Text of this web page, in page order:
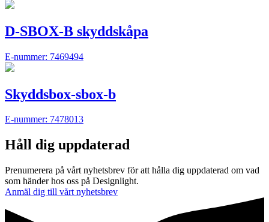
D-SBOX-B skyddskåpa
E-nummer: 7469494
Skyddsbox-sbox-b
E-nummer: 7478013
Håll dig uppdaterad
Prenumerera på vårt nyhetsbrev för att hålla dig uppdaterad om vad
som händer hos oss på Designlight.
Anmäl dig till vårt nyhetsbrev